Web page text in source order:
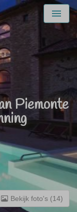
Menu
Bekijk foto's (14)
Piemonte